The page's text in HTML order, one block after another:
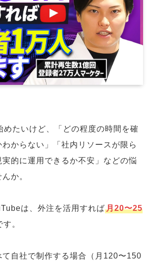
めたいけど、「どの程度の時間を確
からない」「社内リソースが限ら
的に運用できるか不安」などの悩
か。
は、外注を活用すれば月20〜25
。
自社で制作する場合（月120〜150